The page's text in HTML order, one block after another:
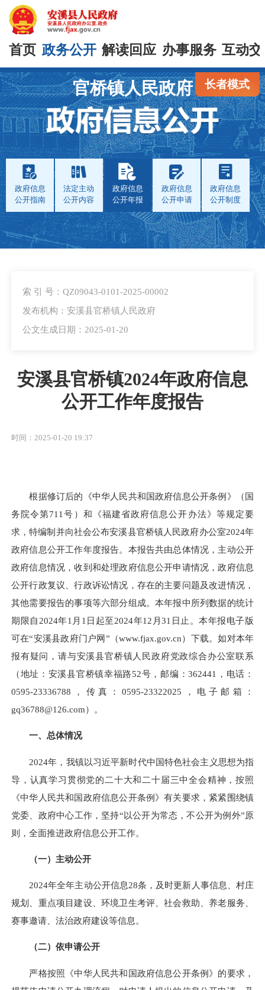
首页 政务公开 解读回应 办事服务 互动
长者模式
官桥镇人民政府
政府信息
公开指南
法定主动
公开内容
政府信息
公开年报
政府信息
公开申请
政府信息
公开制度
索 引 号：QZ09043-0101-2025-00002
发布机构：安溪县官桥镇人民政府
公文生成日期：2025-01-20
安溪县官桥镇2024年政府信息
公开工作年度报告
时间：2025-01-20 19:37
根据修订后的《中华人民共和国政府信息公开条例》（国
务院令第711号）和《福建省政府信息公开办法》等规定要
求，特编制并向社会公布安溪县官桥镇人民政府办公室2024年
政府信息公开工作年度报告。本报告共由总体情况，主动公开
政府信息情况，收到和处理政府信息公开申请情况，政府信息
公开行政复议、行政诉讼情况，存在的主要问题及改进情况，
其他需要报告的事项等六部分组成。本年报中所列数据的统计
期限自2024年1月1日起至2024年12月31日止。本年报电子版
可在“安溪县政府门户网”（www.fjax.gov.cn）下载。如对本年
报有疑问，请与安溪县官桥镇人民政府党政综合办公室联系
（地址：安溪县官桥镇幸福路52号，邮编：362441，电话：
0595-23336788，传真：0595-23322025，电子邮箱：
gq36788@126.com）。
一、总体情况
2024年，我镇以习近平新时代中国特色社会主义思想为指
导，认真学习贯彻党的二十大和二十届三中全会精神，按照
《中华人民共和国政府信息公开条例》有关要求，紧紧围绕镇
党委、政府中心工作，坚持“以公开为常态，不公开为例外”原
则，全面推进政府信息公开工作。
（一）主动公开
2024年全年主动公开信息28条，及时更新人事信息、村庄
规划、重点项目建设、环境卫生考评、社会救助、养老服务、
赛事邀请、法治政府建设等信息。
（二）依申请公开
严格按照《中华人民共和国政府信息公开条例》的要求，